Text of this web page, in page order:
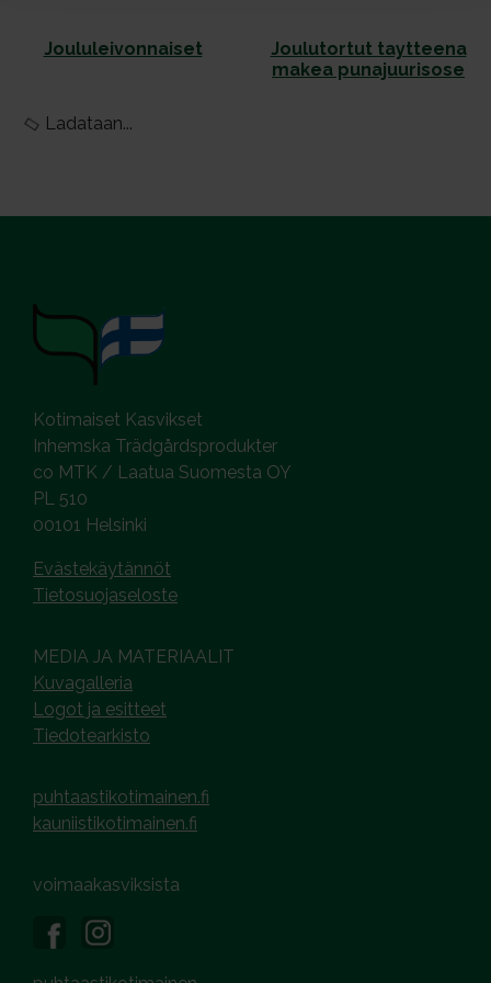
Jou­lu­lei­von­nai­set
Jou­lu­tor­tut tayt­tee­na
ma­kea pu­na­juu­ri­so­se
Ladataan...
Kotimaiset Kasvikset
Inhemska Trädgårdsprodukter
co MTK / Laatua Suomesta OY
PL 510
00101 Helsinki
Evästekäytännöt
Tietosuojaseloste
MEDIA JA MATERIAALIT
Kuvagalleria
Logot ja esitteet
Tiedotearkisto
puhtaastikotimainen.fi
kauniistikotimainen.fi
voimaakasviksista